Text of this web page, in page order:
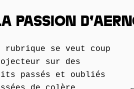
PASSION
rubrique se veut coup
sur des
passés et oubliés